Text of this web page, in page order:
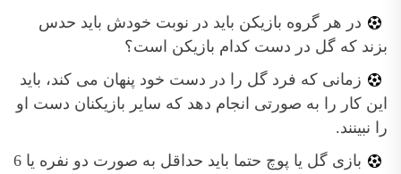
در هر گروه بازیکن باید در نوبت خودش باید حدس
بزند که گل در دست کدام بازیکن است؟
زمانی که فرد گل را در دست خود پنهان می کند، باید
این کار را به صورتی انجام دهد که سایر بازیکنان دست او
را نبینند.
بازی گل یا پوچ حتما باید حداقل به صورت دو نفره یا 6